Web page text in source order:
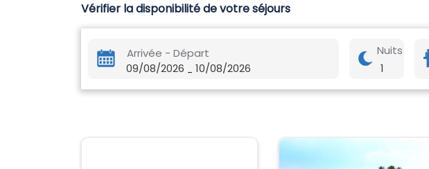
Vérifier la disponibilité de votre séjours
Arrivée - Départ
09/08/2026 - 10/08/2026
Nuits
1